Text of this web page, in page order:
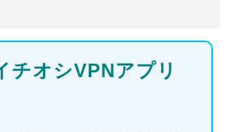
チオシVPNアプリ